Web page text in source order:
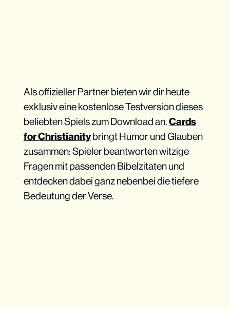
Als offizieller Partner bieten wir dir heute
exklusiv eine kostenlose Testversion dieses
beliebten Spiels zum Download an.Cards
for Christianitybringt Humor und Glauben
zusammen: Spieler beantworten witzige
Fragen mit passenden Bibelzitaten und
entdecken dabei ganz nebenbei die tiefere
Bedeutung der Verse.